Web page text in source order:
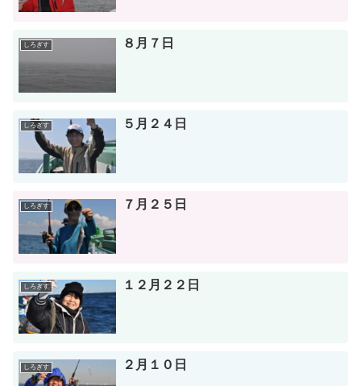
しろぎす ８月７日
しろぎす ５月２４日
しろぎす ７月２５日
しろぎす １２月２２日
しろぎす ２月１０日